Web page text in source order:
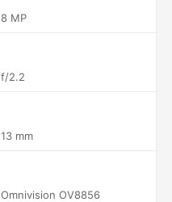
8 MP
f/2.2
13 mm
Omnivision OV8856